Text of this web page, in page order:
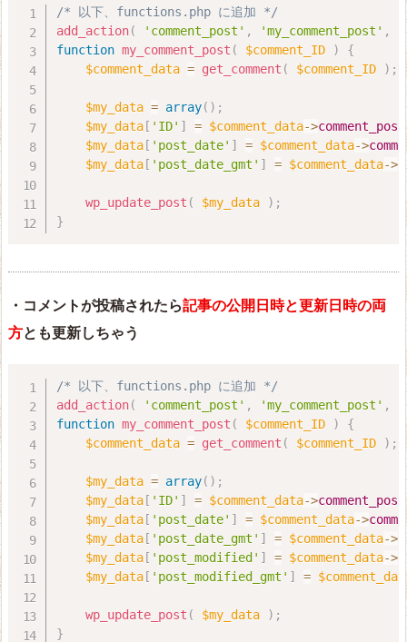
/* 以下、functions.php に追加 */
add_action( 'comment_post' , 'my_comment_post' ,
function my_comment_post ( $comment_ID )
{
$comment_data = get_comment ( $comment_ID ) ;
$my_data = array( ) ;
$my_data [ 'ID' ] = $comment_data->
$my_data [ 'post_date' ] = $comment_data->
$my_data [ 'post_date_gmt' ] = $comment_data->
wp_update_post ( $my_data ) ;
}
・コメントが投稿されたら記事の公開日時と更新日時の両
方とも更新しちゃう
/* 以下、functions.php に追加 */
add_action( 'comment_post' , 'my_comment_post' ,
function my_comment_post ( $comment_ID )
{
$comment_data = get_comment ( $comment_ID ) ;
$my_data = array( ) ;
$my_data[ 'ID' ] = $comment_data->
$my_data[ 'post_date' ] = $comment_data->
$my_data[ 'post_date_gmt' ] = $comment_data->
$my_data[ 'post_modified' ] = $comment_data->
$my_data[ 'post_modified_gmt' ] =
wp_update_post ( $my_data ) ;
}